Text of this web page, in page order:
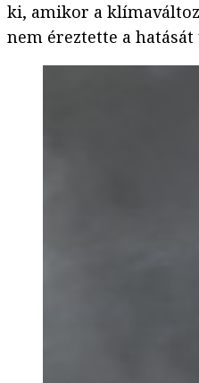
ki, amikor a
nem éreztette a